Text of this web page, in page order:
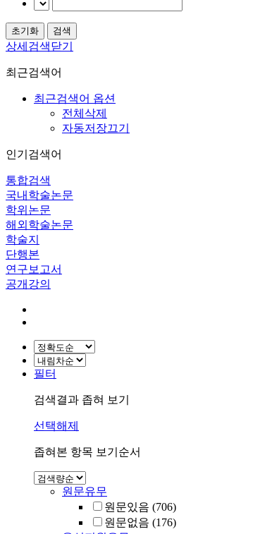
상세검색닫기
최근검색어
최근검색어 옵션
전체삭제
자동저장끄기
인기검색어
통합검색
국내학술논문
학위논문
해외학술논문
학술지
단행본
연구보고서
공개강의
필터
검색결과 좁혀 보기
선택해제
좁혀본 항목 보기순서
원문유무
원문있음 (706)
원문없음 (176)